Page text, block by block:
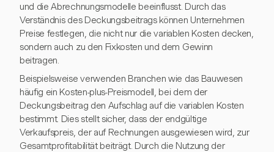
und die Abrechnungsmodelle beeinflusst. Durch das
Verständnis des Deckungsbeitrags können Unternehmen
Preise festlegen, die nicht nur die variablen Kosten decken,
sondern auch zu den Fixkosten und dem Gewinn
beitragen.
Beispielsweise verwenden Branchen wie das Bauwesen
häufig ein Kosten-plus-Preismodell, bei dem der
Deckungsbeitrag den Aufschlag auf die variablen Kosten
bestimmt. Dies stellt sicher, dass der endgültige
Verkaufspreis, der auf Rechnungen ausgewiesen wird, zur
Gesamtprofitabilität beiträgt. Durch die Nutzung der